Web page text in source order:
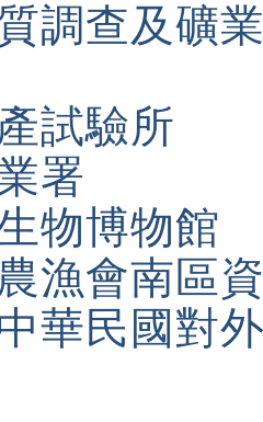
調查及礦
試驗所
署
物博物館
漁會南區
華民國對